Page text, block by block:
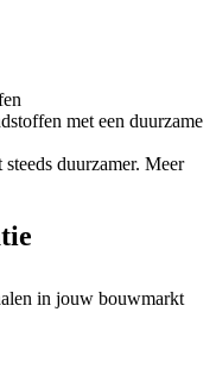
met een duurzame
duurzamer. Meer
in jouw bouwmarkt